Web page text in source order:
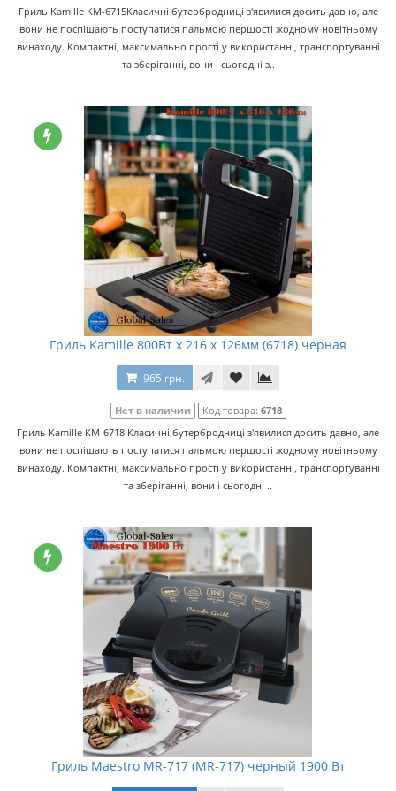
Гриль Kamille KM-6715Класичні бутербродниці з'явилися досить давно, але
вони не поспішають поступатися пальмою першості жодному новітньому
винаходу. Компактні, максимально прості у використанні, транспортуванні
та зберіганні, вони і сьогодні з..
Гриль Kamille 800Вт x 216 x 126мм (6718) черная
965 грн.
Нет в наличии Код товара: 6718
Гриль Kamille KM-6718 Класичні бутербродниці з'явилися досить давно, але
вони не поспішають поступатися пальмою першості жодному новітньому
винаходу. Компактні, максимально прості у використанні, транспортуванні
та зберіганні, вони і сьогодні ..
Гриль Maestro MR-717 (MR-717) черный 1900 Вт